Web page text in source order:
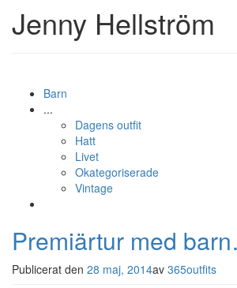
Jenny Hellström
Barn
...
Dagens outfit
Hatt
Livet
Okategoriserade
Vintage
Premiärtur med
Publicerat den 28 maj, 2014av 365outfits